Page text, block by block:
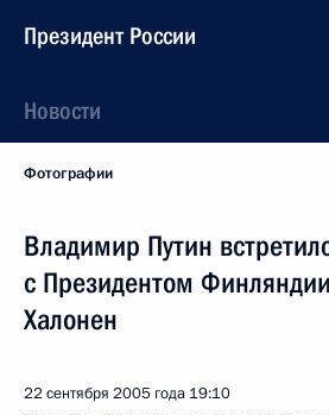
Президент России
Новости
Фотографии
Владимир Путин
с Президентом
Халонен
22 сентября 2005 года 19:10